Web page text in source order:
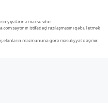
yiyələrinə məxsusdur.
saytının istifadəçi razılaşmasını qəbul etmək
məzmununa görə məsuliyyət daşımır.